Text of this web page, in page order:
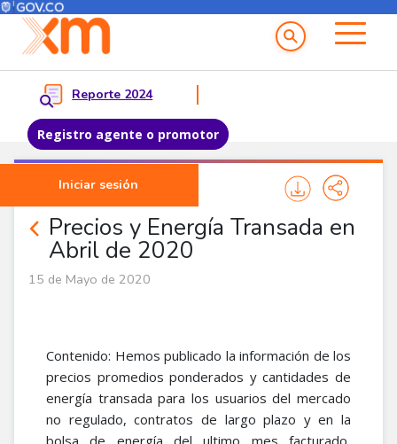
Pasar al contenido principal
Menú del Usuario
Reporte 2024
Registro agente o promotor
Iniciar sesión
Menu principal
Precios y Energía Transada en
Abril de 2020
Noticias Agentes
15 de Mayo de 2020
Contenido: Hemos publicado la información de los
precios promedios ponderados y cantidades de
energía transada para los usuarios del mercado
no regulado, contratos de largo plazo y en la
bolsa de energía del ultimo mes facturado,